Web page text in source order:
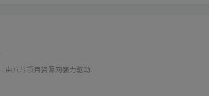
· 由八斗项目资源网强力驱动.